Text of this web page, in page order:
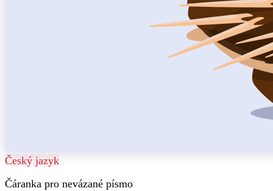
Český jazyk
Čáranka pro nevázané písmo